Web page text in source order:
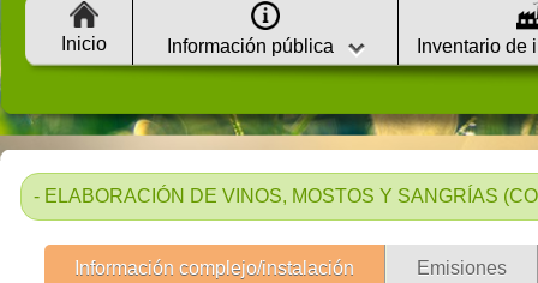
Inicio Información pública Inventario de
- ELABORACIÓN DE VINOS, MOSTOS Y SANGRÍAS
Información complejo/instalación Emisiones